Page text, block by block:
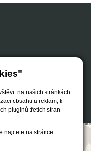
na našich stránkách
obsahu a reklam, k
pluginů třetích stran
najdete na stránce